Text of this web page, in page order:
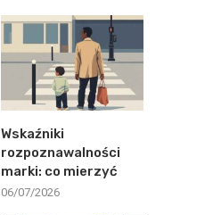
Wskaźniki
rozpoznawalności
marki: co mierzyć
06/07/2026